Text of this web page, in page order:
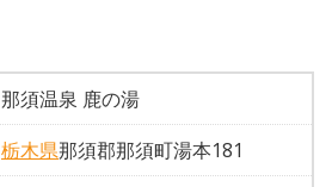
那須温泉 鹿の湯
栃木県那須郡那須町湯本181